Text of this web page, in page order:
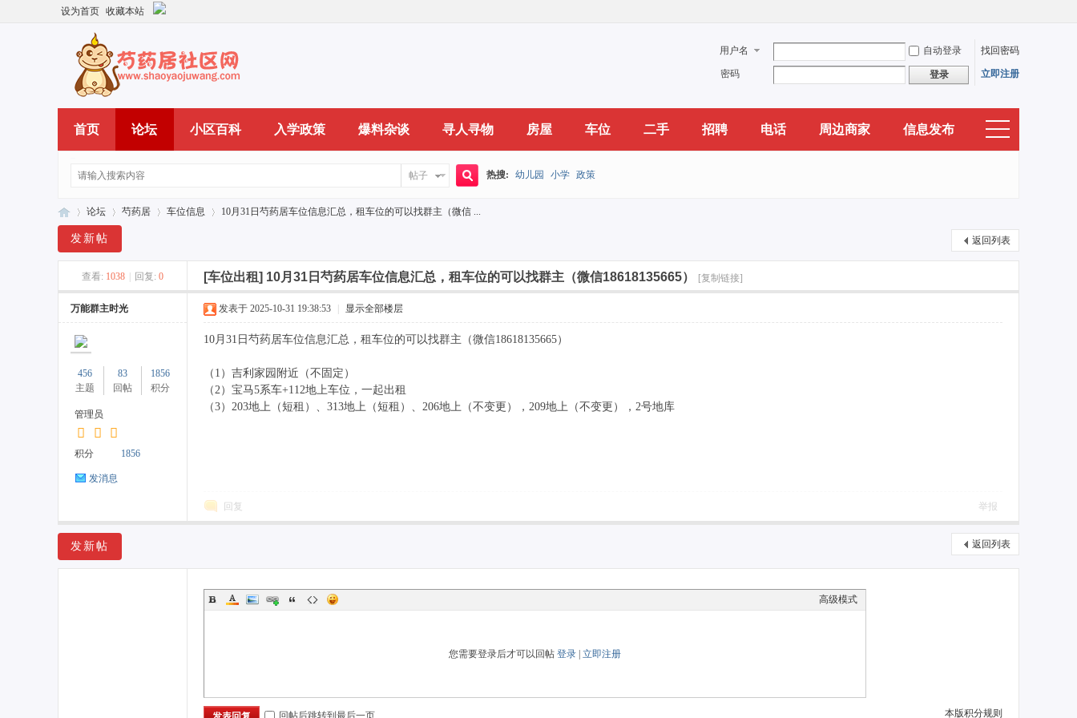
设为首页 收藏本站
用户名 自动登录 找回密码
密码 登录 立即注册
首页 论坛 小区百科 入学政策 爆料杂谈 寻人寻物 房屋 车位 二手 招聘 电话 周边商家 信息发布
帖子 热搜: 幼儿园 小学 政策
论坛
›
芍药居
›
车位信息
›
10月31日芍药居车位信息汇总，租车位的可以找群主（微信 ...
返回列表
发新帖
查看: 1038 回复: 0 [车位出租] 10月31日芍药居车位信息汇总，租车位的可以找群主（微信18618135665） [复制链接]
万能群主时光
456
主题
83
回帖
1856
积分
管理员
积分 1856
发消息
发表于 2025-10-31 19:38:53 显示全部楼层
10月31日芍药居车位信息汇总，租车位的可以找群主（微信18618135665）
（1）吉利家园附近（不固定）
（2）宝马5系车+112地上车位，一起出租
（3）203地上（短租）、313地上（短租）、206地上（不变更），209地上（不变更），2号地库
回复 举报
返回列表
发新帖
高级模式
您需要登录后才可以回帖 登录 立即注册
本版积分规则
回帖后跳转到最后一页